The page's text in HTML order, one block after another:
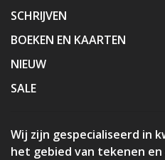
SCHRIJVEN
BOEKEN EN KAARTEN
NIEUW
SALE
Wij zijn gespecialiseerd in
het gebied van tekenen en